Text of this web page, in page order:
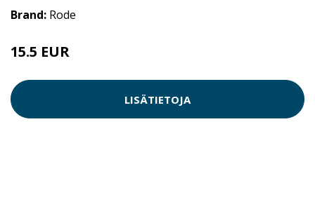
Brand: Rode
15.5 EUR
LISÄTIETOJA